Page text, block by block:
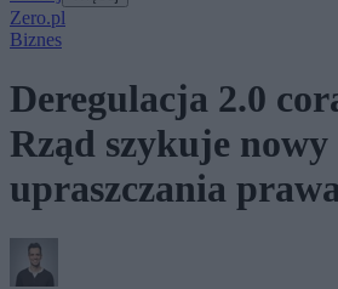
Zero.pl
Biznes
Deregulacja 2.0
Rząd szykuje nowy
upraszczania